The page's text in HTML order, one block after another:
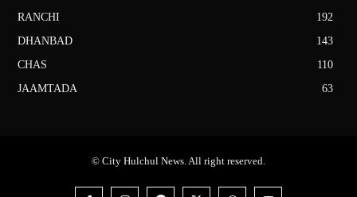
RANCHI
192
DHANBAD
143
CHAS
110
JAAMTADA
63
© City Hulchul News. All right reserved.